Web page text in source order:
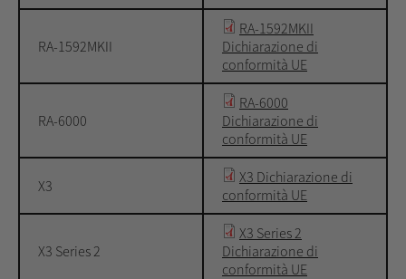
RA-1592MKII
RA-1592MKII
Dichiarazione di
conformità UE
RA-6000
RA-6000
Dichiarazione di
conformità UE
X3
X3 Dichiarazione di
conformità UE
X3 Series 2
X3 Series 2
Dichiarazione di
conformità UE